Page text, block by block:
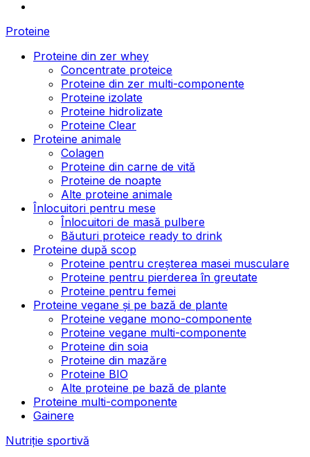
Proteine
Proteine din zer whey
Concentrate proteice
Proteine din zer multi-componente
Proteine izolate
Proteine hidrolizate
Proteine Clear
Proteine animale
Colagen
Proteine din carne de vită
Proteine de noapte
Alte proteine animale
Înlocuitori pentru mese
Înlocuitori de masă pulbere
Băuturi proteice ready to drink
Proteine după scop
Proteine pentru creșterea masei musculare
Proteine pentru pierderea în greutate
Proteine pentru femei
Proteine vegane și pe bază de plante
Proteine vegane mono-componente
Proteine vegane multi-componente
Proteine din soia
Proteine din mazăre
Proteine BIO
Alte proteine pe bază de plante
Proteine multi-componente
Gainere
Nutriție sportivă